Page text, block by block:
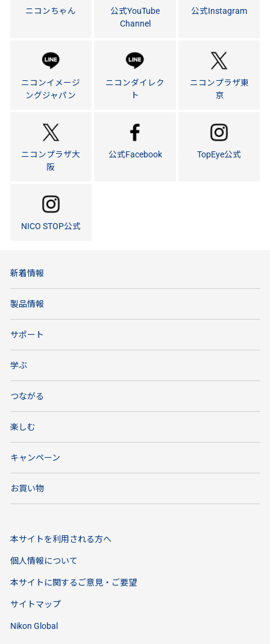
ニコンちゃん
公式YouTube
Channel
公式Instagram
ニコンイメージ
ングジャパン
ニコンダイレク
ト
ニコンプラザ東
京
ニコンプラザ大
阪
公式Facebook TopEye公式
NICO STOP公式
新着情報
製品情報
サポート
学ぶ
つながる
楽しむ
キャンペーン
お買い物
本サイトを利用される方へ
個人情報について
本サイトに関するご意見・ご要望
サイトマップ
Nikon Global